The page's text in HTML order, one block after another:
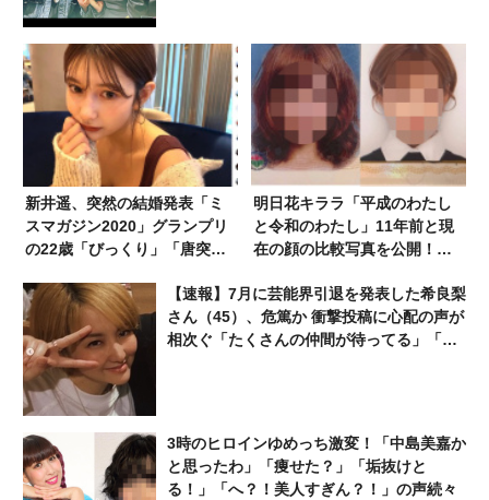
新井遥、突然の結婚発表「ミ
スマガジン2020」グランプリ
の22歳「びっくり」「唐突す
明日花キララ「平成のわたし
と令和のわたし」11年前と現
在の顔の比較写真を公開！
すぎ」「ver. いくつだよ」
【速報】7月に芸能界引退を発表した希良梨
さん（45）、危篤か 衝撃投稿に心配の声が
相次ぐ「たくさんの仲間が待ってる」「帰
3時のヒロインゆめっち激変！「中島美嘉か
と思ったわ」「痩せた？」「垢抜けと
る！」「へ？！美人すぎん？！」の声続々